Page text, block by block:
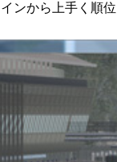
から上手く順位